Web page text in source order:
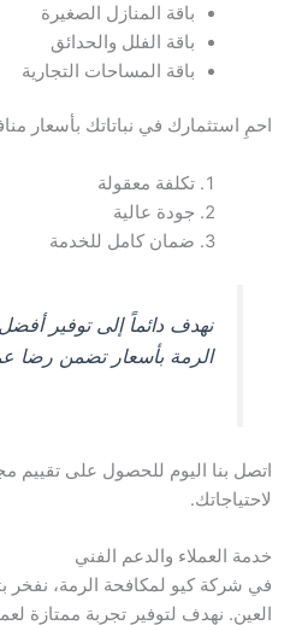
باقة المنازل الصغيرة
باقة الفلل والحدائق
باقة المساحات التجارية
احمِ استثمارك في نباتاتك بأسعار
تكلفة معقولة
جودة عالية
ضمان كامل للخدمة
نهدف دائماً إلى توفير
الرمة بأسعار تضمن رضا
اتصل بنا اليوم للحصول على
لاحتياجاتك.
خدمة العملاء والدعم الفني
في شركة كيو لمكافحة الرمة، نفخر
العين. نهدف لتوفير تجربة ممتازة